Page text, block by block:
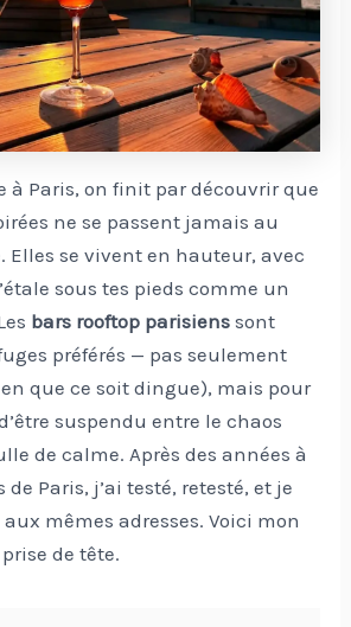
à Paris, on finit par découvrir que
ne se passent jamais au
Elles se vivent en hauteur, avec
sous tes pieds comme un
bars rooftop parisiens sont
préférés — pas seulement
que ce soit dingue), mais pour
suspendu entre le chaos
de calme. Après des années à
Paris, j’ai testé, retesté, et je
mêmes adresses. Voici mon
de tête.